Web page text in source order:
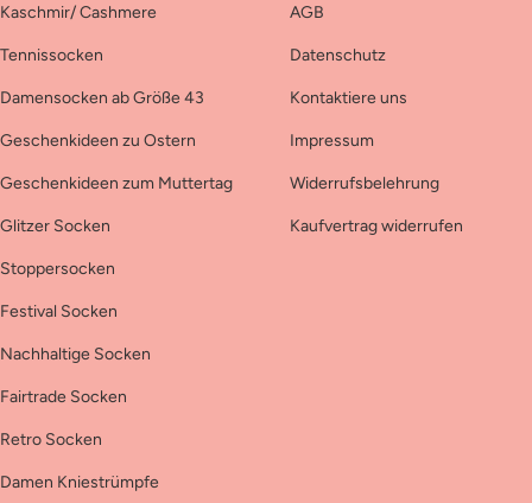
Kaschmir/ Cashmere
Tennissocken
Damensocken ab Größe 43
Geschenkideen zu Ostern
Geschenkideen zum Muttertag
Glitzer Socken
Stoppersocken
Festival Socken
Nachhaltige Socken
Fairtrade Socken
Retro Socken
Damen Kniestrümpfe
AGB
Datenschutz
Kontaktiere uns
Impressum
Widerrufsbelehrung
Kaufvertrag widerrufen